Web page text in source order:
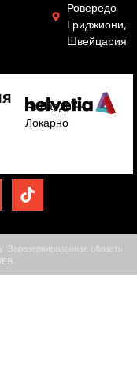
Ровередо
Гриджиони,
Швейцария
A. Ларди —
Локарно
Зарезервированная область